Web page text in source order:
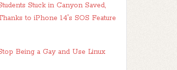
Stuck in Canyon Saved,
to iPhone 14's SOS Feature
Being a Gay and Use Linux